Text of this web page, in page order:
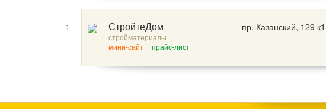
1
СтройтеДом
стройматериалы
мини-сайт прайс-лист
пр. Казанский, 129 к1